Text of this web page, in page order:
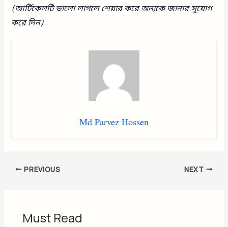
(আর্টিকেলটি ভালো লাগলে শেয়ার করে অন্যকে জানার সুযোগ
করে দিন)
Md Parvez Hossen
PREVIOUS NEXT
Must Read